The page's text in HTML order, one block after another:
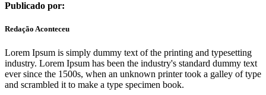
Publicado por:
Redação Aconteceu
Lorem Ipsum is simply dummy text of the printing and typesetting
industry. Lorem Ipsum has been the industry's standard dummy text
ever since the 1500s, when an unknown printer took a galley of type
and scrambled it to make a type specimen book.